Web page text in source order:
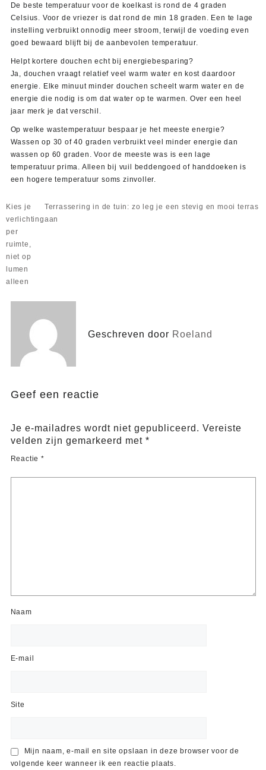
De beste temperatuur voor de koelkast is rond de 4 graden
Celsius. Voor de vriezer is dat rond de min 18 graden. Een te lage
instelling verbruikt onnodig meer stroom, terwijl de voeding even
goed bewaard blijft bij de aanbevolen temperatuur.
Helpt kortere douchen echt bij energiebesparing?
Ja, douchen vraagt relatief veel warm water en kost daardoor
energie. Elke minuut minder douchen scheelt warm water en de
energie die nodig is om dat water op te warmen. Over een heel
jaar merk je dat verschil.
Op welke wastemperatuur bespaar je het meeste energie?
Wassen op 30 of 40 graden verbruikt veel minder energie dan
wassen op 60 graden. Voor de meeste was is een lage
temperatuur prima. Alleen bij vuil beddengoed of handdoeken is
een hogere temperatuur soms zinvoller.
Bericht
navigatie
Kies je
verlichting
per
ruimte,
niet op
lumen
alleen
Terrassering in de tuin: zo leg je een stevig en mooi terras
aan
Geschreven door Roeland
Geef een reactie
Je e-mailadres wordt niet gepubliceerd. Vereiste
velden zijn gemarkeerd met *
Reactie *
Naam
E-mail
Site
Mijn naam, e-mail en site opslaan in deze browser voor de
volgende keer wanneer ik een reactie plaats.